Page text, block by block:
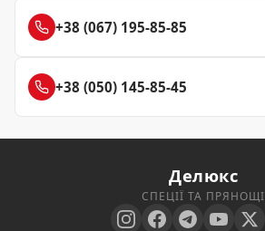
+38 (067) 195-85-85
+38 (050) 145-85-45
Делюкс
СПЕЦІЇ ТА ПРЯНОЩІ